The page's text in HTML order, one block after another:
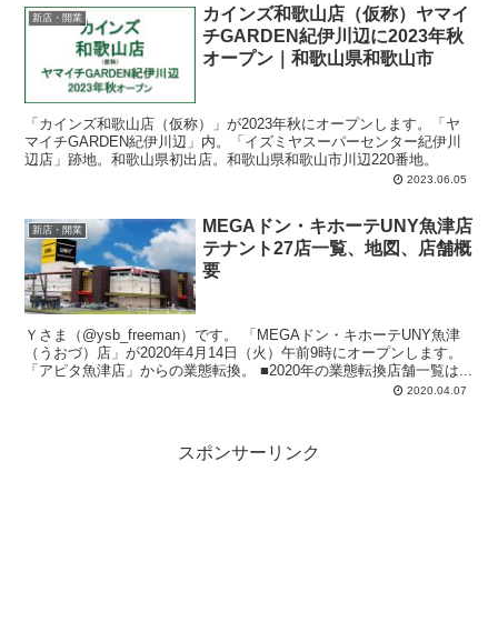
新店・開業
カインズ和歌山店（仮称）ヤマイ
チGARDEN紀伊川辺に2023年秋
オープン｜和歌山県和歌山市
「カインズ和歌山店（仮称）」が2023年秋にオープンします。「ヤ
マイチGARDEN紀伊川辺」内。「イズミヤスーパーセンター紀伊川
辺店」跡地。和歌山県初出店。和歌山県和歌山市川辺220番地。
2023.06.05
新店・開業
MEGAドン・キホーテUNY魚津店
テナント27店一覧、地図、店舗概
要
Ｙさま（@ysb_freeman）です。 「MEGAドン・キホーテUNY魚津
（うおづ）店」が2020年4月14日（火）午前9時にオープンします。
「アピタ魚津店」からの業態転換。 ■2020年の業態転換店舗一覧は...
2020.04.07
スポンサーリンク